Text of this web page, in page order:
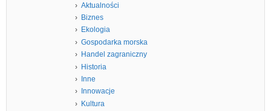
Aktualności
Biznes
Ekologia
Gospodarka morska
Handel zagraniczny
Historia
Inne
Innowacje
Kultura